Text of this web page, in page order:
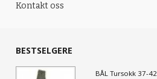
Kontakt oss
BESTSELGERE
BÅL Tursokk 37-42